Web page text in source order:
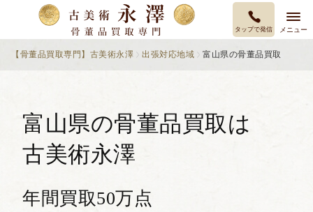
タップで発信 メニュー
【骨董品買取専門】古美術永澤 出張対応地域 富山県の骨董品買取
富山県の骨董品買取は
古美術永澤
年間買取50万点